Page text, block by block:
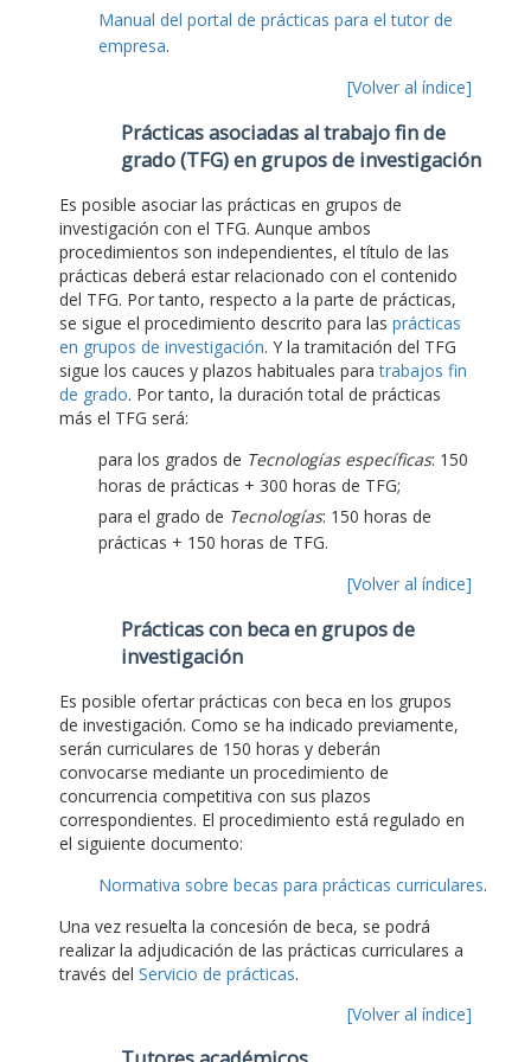
Manual del portal de prácticas para el tutor de
empresa.
[Volver al índice]
Prácticas asociadas al trabajo fin de
grado (TFG) en grupos de investigación
Es posible asociar las prácticas en grupos de
investigación con el TFG. Aunque ambos
procedimientos son independientes, el título de las
prácticas deberá estar relacionado con el contenido
del TFG. Por tanto, respecto a la parte de prácticas,
se sigue el procedimiento descrito para las prácticas
en grupos de investigación. Y la tramitación del TFG
sigue los cauces y plazos habituales paratrabajos fin
de grado. Por tanto, la duración total de prácticas
más el TFG será:
para los grados de Tecnologías específicas: 150
horas de prácticas + 300 horas de TFG;
para el grado de Tecnologías: 150 horas de
prácticas + 150 horas de TFG.
[Volver al índice]
Prácticas con beca en grupos de
investigación
Es posible ofertar prácticas con beca en los grupos
de investigación. Como se ha indicado previamente,
serán curriculares de 150 horas y deberán
convocarse mediante un procedimiento de
concurrencia competitiva con sus plazos
correspondientes. El procedimiento está regulado en
el siguiente documento:
Normativa sobre becas para prácticas curriculares.
Una vez resuelta la concesión de beca, se podrá
realizar la adjudicación de las prácticas curriculares a
través del Servicio de prácticas.
[Volver al índice]